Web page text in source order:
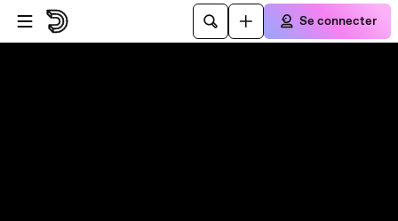
Passer au player
Passer au contenu principal
Se connecter